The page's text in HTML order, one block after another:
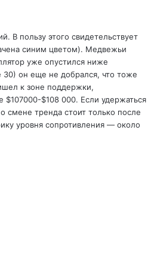
В пользу этого свидетельствует
синим цветом). Медвежьи
уже опустился ниже
он еще не добрался, что тоже
к зоне поддержки,
$108 000. Если удержаться
смене тренда стоит только после
уровня сопротивления — около